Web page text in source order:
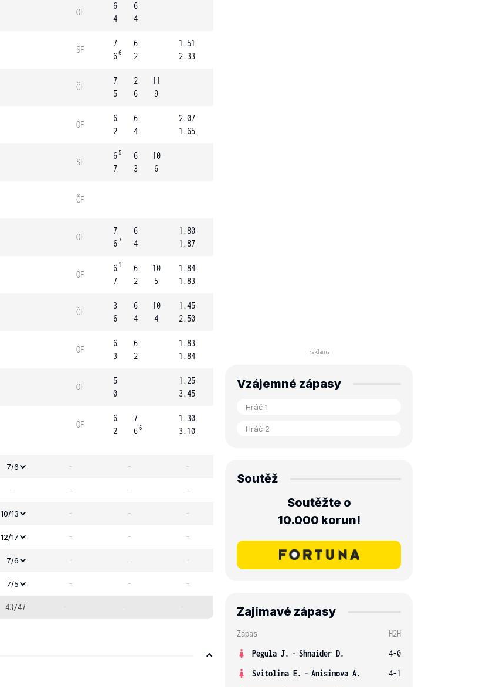
OF
6
4
6
4
SF
7
66
6
2
1.51
2.33
ČF
7
5
2
6
11
9
OF
6
2
6
4
2.07
1.65
SF
6 5
7
6
3
10
6
ČF
OF
7
67
6
4
1.80
1.87
OF
6 1
7
6
2
10
5
1.84
1.83
ČF
3
6
6
4
10
4
1.45
2.50
OF
6
3
6
2
1.83
1.84
OF
5
0
1.25
3.45
OF
6
2
7
66
1.30
3.10
7/6 - - -
- - - -
10/13 - - -
12/17 - - -
7/6 - - -
7/5 - - -
43/47 - - -
Vzájemné zápasy
Soutěž
Soutěžte o
10.000 korun!
Zajímavé zápasy
Zápas
H2H
Pegula J. - Shnaider D.
4-0
Svitolina E. - Anisimova A.
4-1